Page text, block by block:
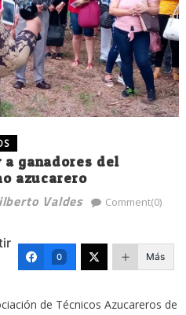
a ganadores del
azucarero
Valdes Comment(0)
0 Más
de Técnicos Azucareros de